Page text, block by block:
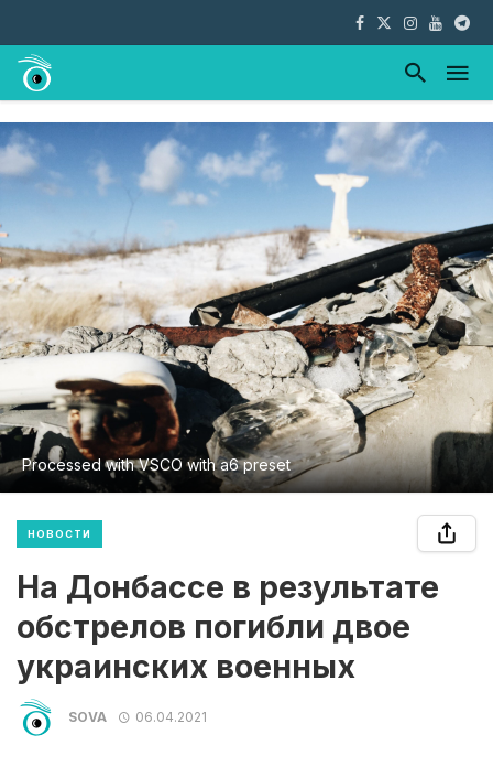
Processed with VSCO with a6 preset
НОВОСТИ
На Донбассе в результате
обстрелов погибли двое
украинских военных
SOVA 06.04.2021